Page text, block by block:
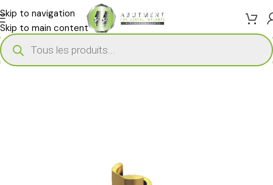
Skip to navigation
Skip to main content